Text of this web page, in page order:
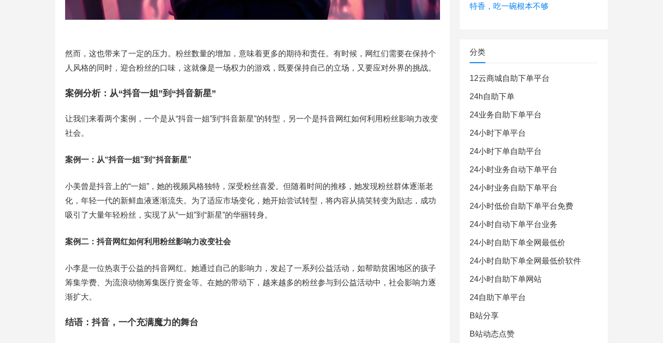
然而，这也带来了一定的压力。粉丝数量的增加，意味着更多的期待和责任。有时候，网红们需要在保持个
人风格的同时，迎合粉丝的口味，这就像是一场权力的游戏，既要保持自己的立场，又要应对外界的挑战。
案例分析：从“抖音一姐”到“抖音新星”
让我们来看两个案例，一个是从“抖音一姐”到“抖音新星”的转型，另一个是抖音网红如何利用粉丝影响力改变
社会。
案例一：从“抖音一姐”到“抖音新星”
小美曾是抖音上的“一姐”，她的视频风格独特，深受粉丝喜爱。但随着时间的推移，她发现粉丝群体逐渐老
化，年轻一代的新鲜血液逐渐流失。为了适应市场变化，她开始尝试转型，将内容从搞笑转变为励志，成功
吸引了大量年轻粉丝，实现了从“一姐”到“新星”的华丽转身。
案例二：抖音网红如何利用粉丝影响力改变社会
小李是一位热衷于公益的抖音网红。她通过自己的影响力，发起了一系列公益活动，如帮助贫困地区的孩子
筹集学费、为流浪动物筹集医疗资金等。在她的带动下，越来越多的粉丝参与到公益活动中，社会影响力逐
渐扩大。
结语：抖音，一个充满魔力的舞台
特香，吃一碗根本不够
分类
12云商城自助下单平台
24h自助下单
24业务自助下单平台
24小时下单平台
24小时下单自助平台
24小时业务自动下单平台
24小时业务自助下单平台
24小时低价自助下单平台免费
24小时自动下单平台业务
24小时自助下单全网最低价
24小时自助下单全网最低价软件
24小时自助下单网站
24自助下单平台
B站分享
B站动态点赞